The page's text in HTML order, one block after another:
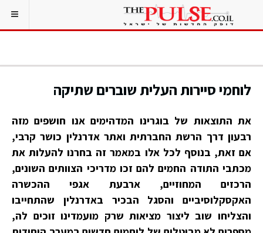
לוחמי סיירות העלית שוברים שתיקה
את התוצאות של בוגרינו המדהימים אנו חושפים מזה
רבעון דרך הרשת החברתית ואתר אדרנלין כושר קרבי,
אם זאת, בנוסף לכל אלו במאמר זה בחרנו להעלות את
מכתבי התודה החמים להם זכו מדריכי הצוותים השונים,
הרכזים המחוזיים, ארבעת אגפי ההכשרה
האקסקלוסיביים והסגל הבכיר באדרנלין שהתחייבו
והצליחו שוב ליצור מציאות שרק מועמדינו זוכים לה,